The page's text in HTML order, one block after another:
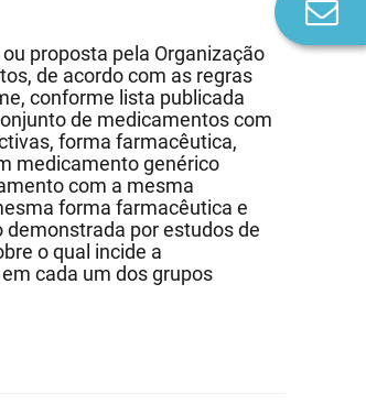
proposta pela Organização
de acordo com as regras
conforme lista publicada
de medicamentos com
forma farmacêutica,
medicamento genérico
com a mesma
forma farmacêutica e
por estudos de
o qual incide a
cada um dos grupos